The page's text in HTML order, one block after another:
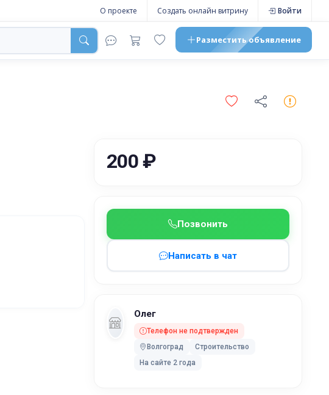
О проекте Создать онлайн витрину Войти
Разместитьобъявление
200 ₽
Позвонить
Написать в чат
Олег
Телефон не подтвержден
Волгоград
Строительство
На сайте 2 года